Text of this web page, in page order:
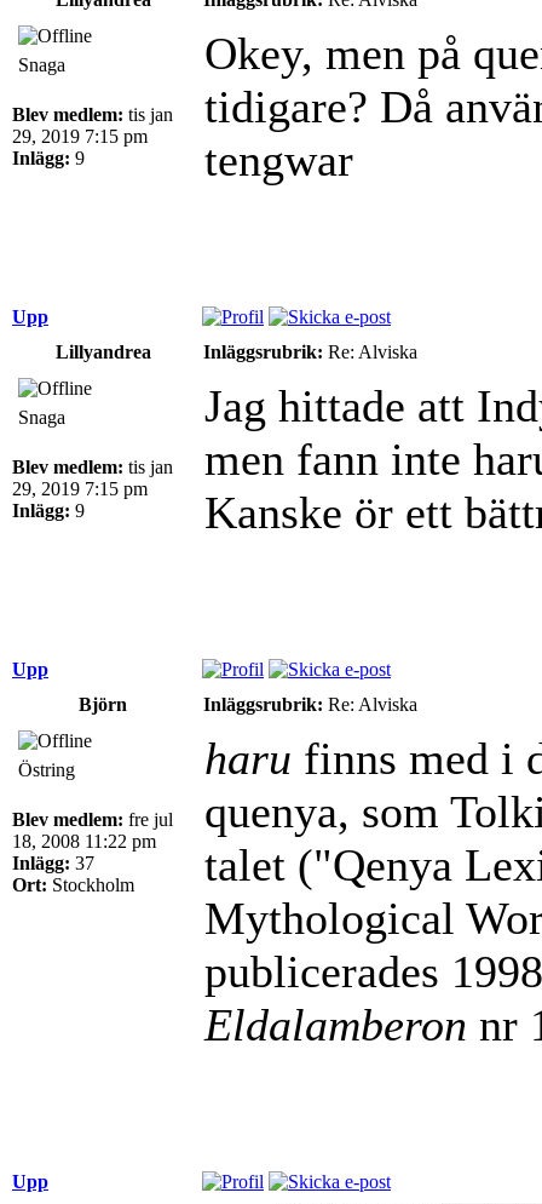
Snaga
Blev medlem: tis jan
29, 2019 7:15 pm
Inlägg: 9
Okey, men på
tidigare? Då
tengwar
Upp
Lillyandrea
Inläggsrubrik: Re: Alviska
Snaga
Blev medlem: tis jan
29, 2019 7:15 pm
Inlägg: 9
Jag hittade att
men fann inte
Kanske ör ett
Upp
Björn
Inläggsrubrik: Re: Alviska
Östring
Blev medlem: fre jul
18, 2008 11:22 pm
Inlägg: 37
Ort: Stockholm
haru finns med i
quenya, som
talet ("Qenya
Mythological
publicerades
Eldalamberon nr
Upp